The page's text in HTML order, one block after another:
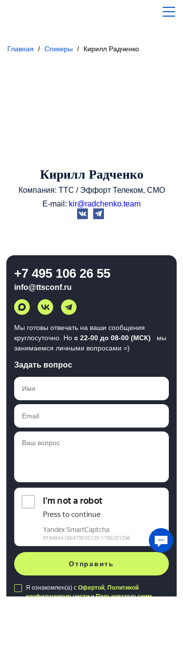
Главная / Спикеры / Кирилл Радченко
Кирилл Радченко
Компания: ТТС / Эффорт Телеком, CMO
E-mail: kir@radchenko.team
+7 495 106 26 55
info@ttsconf.ru
Мы готовы отвечать на ваши сообщения
круглосуточно. Но с 22-00 до 08-00 (МСК)
мы
занимаемся личными вопросами =)
Задать вопрос
Отправить
Я ознакомлен(а) с Офертой, Политикой
конфиденциальностииПользовательским